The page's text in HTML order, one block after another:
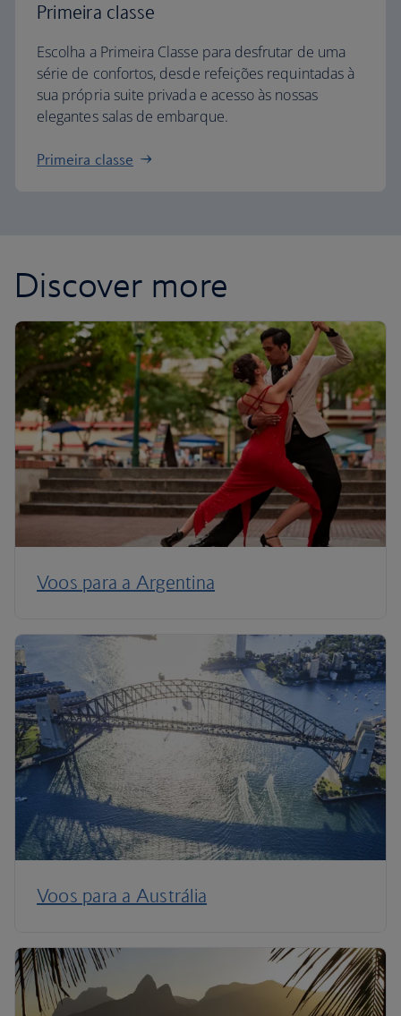
Primeira classe
Escolha a Primeira Classe para desfrutar de uma
série de confortos, desde refeições requintadas à
sua própria suite privada e acesso às nossas
elegantes salas de embarque.
Primeira classe
Discover more
Voos para a Argentina
Voos para a Austrália